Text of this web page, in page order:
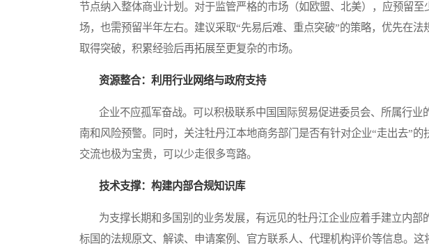
节点纳入整体商业计划。对于监管严格的市场（如欧盟、北美），应预留
场，也需预留半年左右。建议采取“先易后难、重点突破”的策略，优先在
取得突破，积累经验后再拓展至更复杂的市场。
资源整合：利用行业网络与政府支持
企业不应孤军奋战。可以积极联系中国国际贸易促进委员会、所属行业
南和风险预警。同时，关注牡丹江本地商务部门是否有针对企业“走出去”
交流也极为宝贵，可以少走很多弯路。
技术支撑：构建内部合规知识库
为支撑长期和多国别的业务发展，有远见的牡丹江企业应着手建立内部
标国的法规原文、解读、申请案例、官方联系人、代理机构评价等信息。